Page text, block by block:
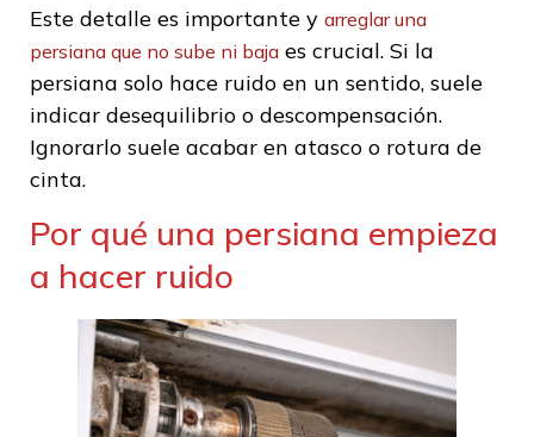
Este detalle es importante y arreglar una
persiana que no sube ni baja es crucial. Si la
persiana solo hace ruido en un sentido, suele
indicar desequilibrio o descompensación.
Ignorarlo suele acabar en atasco o rotura de
cinta.
Por qué una persiana empieza
a hacer ruido